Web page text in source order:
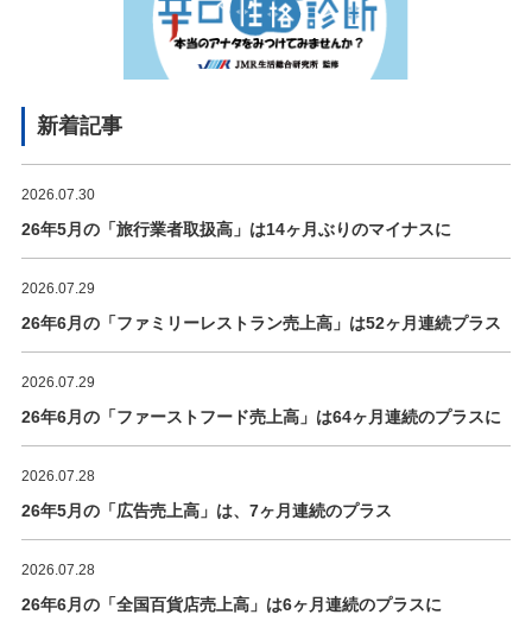
新着記事
2026.07.30
26年5月の「旅行業者取扱高」は14ヶ月ぶりのマイナスに
2026.07.29
26年6月の「ファミリーレストラン売上高」は52ヶ月連続プラス
2026.07.29
26年6月の「ファーストフード売上高」は64ヶ月連続のプラスに
2026.07.28
26年5月の「広告売上高」は、7ヶ月連続のプラス
2026.07.28
26年6月の「全国百貨店売上高」は6ヶ月連続のプラスに